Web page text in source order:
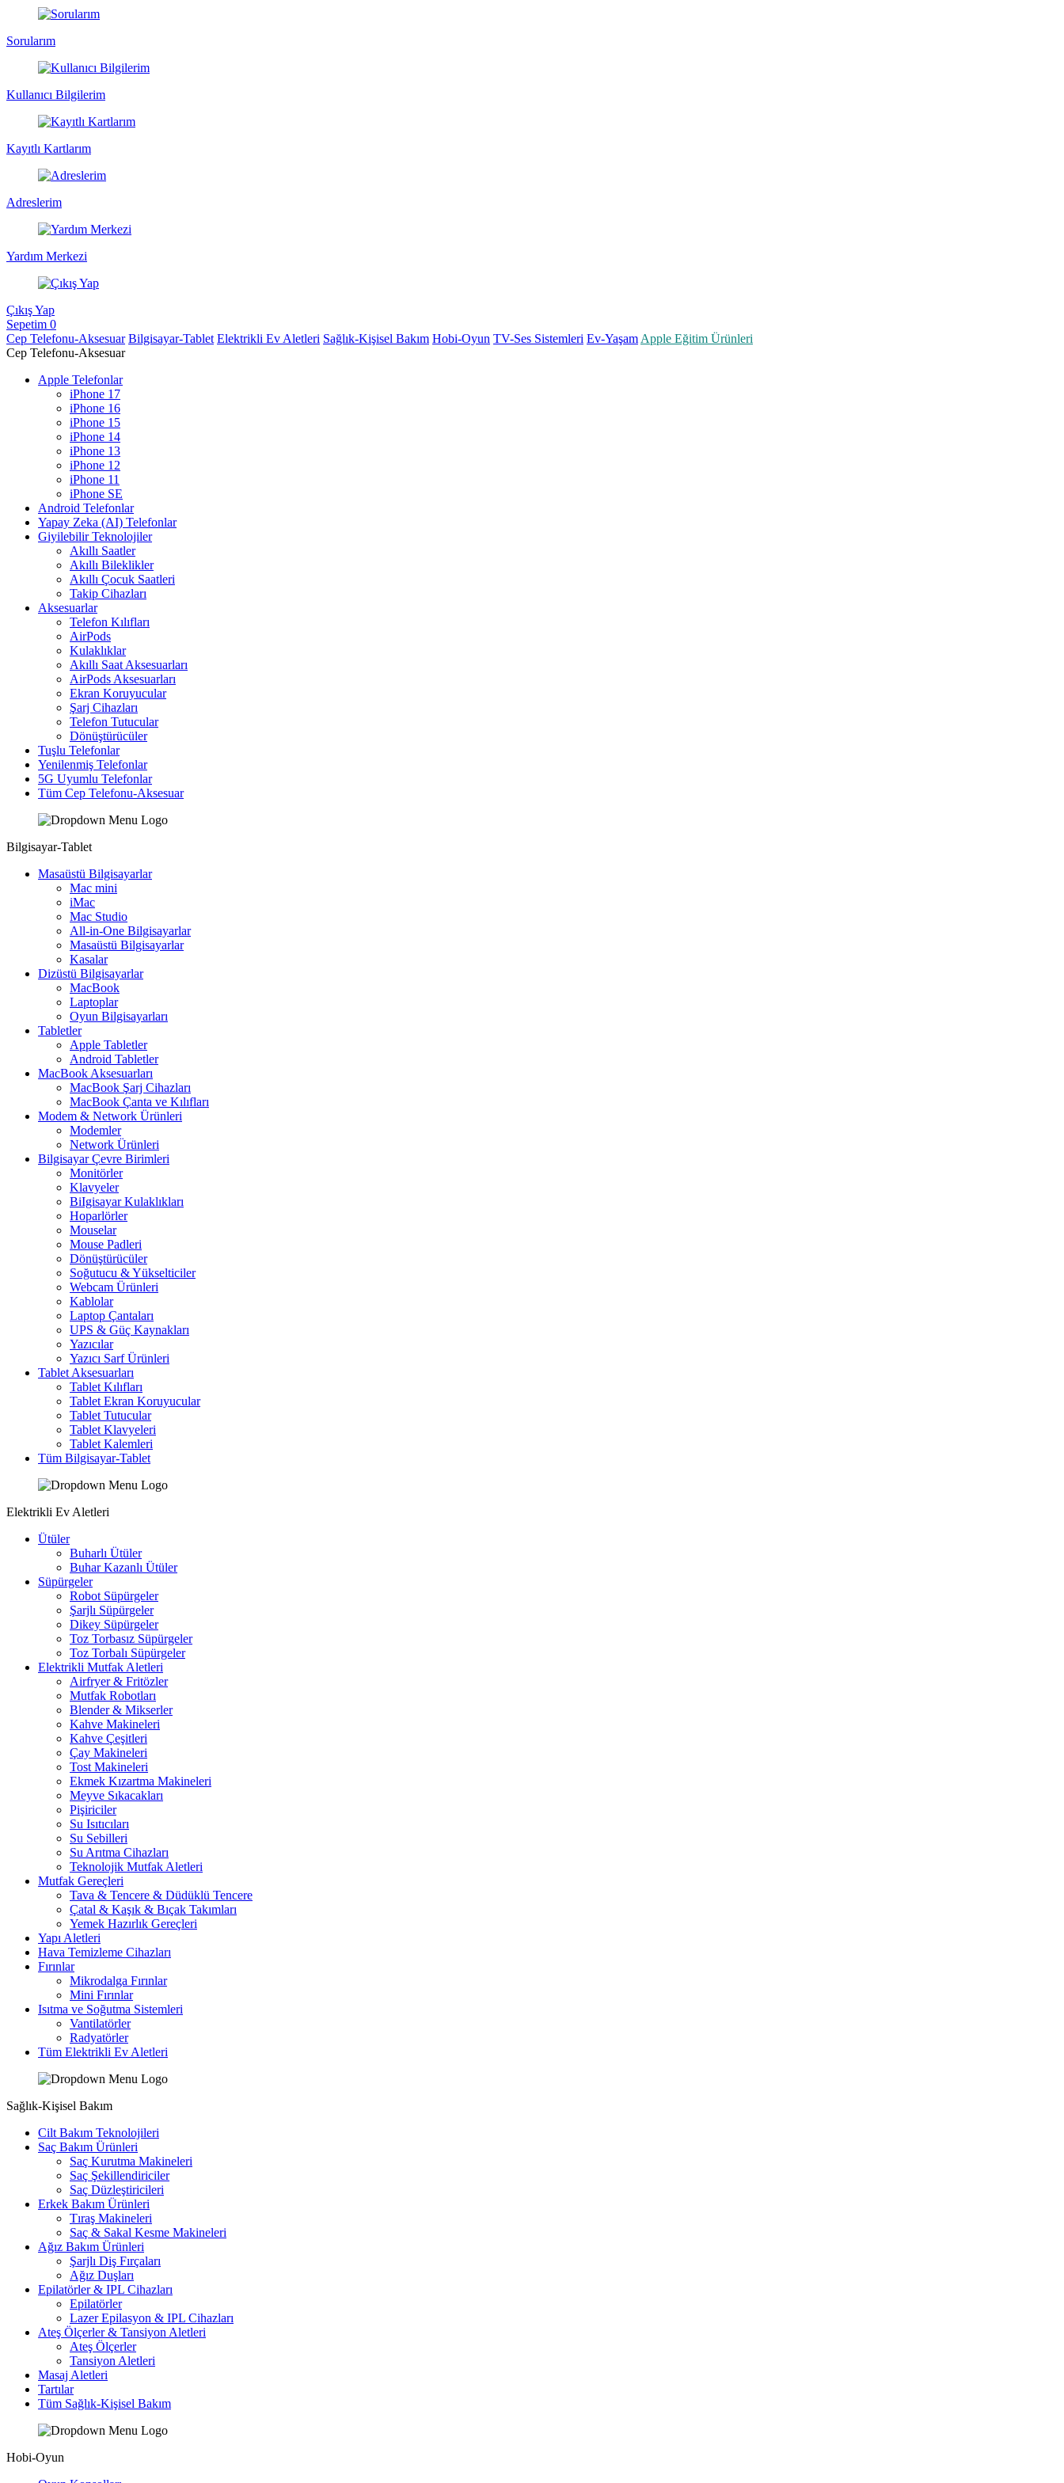
Sorularım
Kullanıcı Bilgilerim
Kayıtlı Kartlarım
Adreslerim
Yardım Merkezi
Çıkış Yap
Sepetim 0
Cep Telefonu-Aksesuar Bilgisayar-Tablet Elektrikli Ev Aletleri Sağlık-Kişisel Bakım Hobi-Oyun TV-Ses Sistemleri Ev-Yaşam Apple Eğitim Ürünleri
Cep Telefonu-Aksesuar
Apple Telefonlar
iPhone 17
iPhone 16
iPhone 15
iPhone 14
iPhone 13
iPhone 12
iPhone 11
iPhone SE
Android Telefonlar
Yapay Zeka (AI) Telefonlar
Giyilebilir Teknolojiler
Akıllı Saatler
Akıllı Bileklikler
Akıllı Çocuk Saatleri
Takip Cihazları
Aksesuarlar
Telefon Kılıfları
AirPods
Kulaklıklar
Akıllı Saat Aksesuarları
AirPods Aksesuarları
Ekran Koruyucular
Şarj Cihazları
Telefon Tutucular
Dönüştürücüler
Tuşlu Telefonlar
Yenilenmiş Telefonlar
5G Uyumlu Telefonlar
Tüm Cep Telefonu-Aksesuar
Bilgisayar-Tablet
Masaüstü Bilgisayarlar
Mac mini
iMac
Mac Studio
All-in-One Bilgisayarlar
Masaüstü Bilgisayarlar
Kasalar
Dizüstü Bilgisayarlar
MacBook
Laptoplar
Oyun Bilgisayarları
Tabletler
Apple Tabletler
Android Tabletler
MacBook Aksesuarları
MacBook Şarj Cihazları
MacBook Çanta ve Kılıfları
Modem & Network Ürünleri
Modemler
Network Ürünleri
Bilgisayar Çevre Birimleri
Monitörler
Klavyeler
BiIgisayar Kulaklıkları
Hoparlörler
Mouselar
Mouse Padleri
Dönüştürücüler
Soğutucu & Yükselticiler
Webcam Ürünleri
Kablolar
Laptop Çantaları
UPS & Güç Kaynakları
Yazıcılar
Yazıcı Sarf Ürünleri
Tablet Aksesuarları
Tablet Kılıfları
Tablet Ekran Koruyucular
Tablet Tutucular
Tablet Klavyeleri
Tablet Kalemleri
Tüm Bilgisayar-Tablet
Elektrikli Ev Aletleri
Ütüler
Buharlı Ütüler
Buhar Kazanlı Ütüler
Süpürgeler
Robot Süpürgeler
Şarjlı Süpürgeler
Dikey Süpürgeler
Toz Torbasız Süpürgeler
Toz Torbalı Süpürgeler
Elektrikli Mutfak Aletleri
Airfryer & Fritözler
Mutfak Robotları
Blender & Mikserler
Kahve Makineleri
Kahve Çeşitleri
Çay Makineleri
Tost Makineleri
Ekmek Kızartma Makineleri
Meyve Sıkacakları
Pişiriciler
Su Isıtıcıları
Su Sebilleri
Su Arıtma Cihazları
Teknolojik Mutfak Aletleri
Mutfak Gereçleri
Tava & Tencere & Düdüklü Tencere
Çatal & Kaşık & Bıçak Takımları
Yemek Hazırlık Gereçleri
Yapı Aletleri
Hava Temizleme Cihazları
Fırınlar
Mikrodalga Fırınlar
Mini Fırınlar
Isıtma ve Soğutma Sistemleri
Vantilatörler
Radyatörler
Tüm Elektrikli Ev Aletleri
Sağlık-Kişisel Bakım
Cilt Bakım Teknolojileri
Saç Bakım Ürünleri
Saç Kurutma Makineleri
Saç Şekillendiriciler
Saç Düzleştiricileri
Erkek Bakım Ürünleri
Tıraş Makineleri
Saç & Sakal Kesme Makineleri
Ağız Bakım Ürünleri
Şarjlı Diş Fırçaları
Ağız Duşları
Epilatörler & IPL Cihazları
Epilatörler
Lazer Epilasyon & IPL Cihazları
Ateş Ölçerler & Tansiyon Aletleri
Ateş Ölçerler
Tansiyon Aletleri
Masaj Aletleri
Tartılar
Tüm Sağlık-Kişisel Bakım
Hobi-Oyun